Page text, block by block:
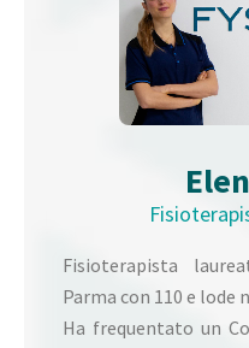
Fisioterapista
Parma con 110 e lode
Ha frequentato un